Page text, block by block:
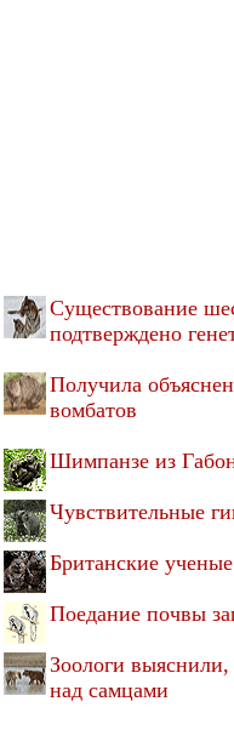
Существование
подтверждено
Получила
вомбатов
Шимпанзе из
Чувствительные
Британские
Поедание почвы
Зоологи
над самцами